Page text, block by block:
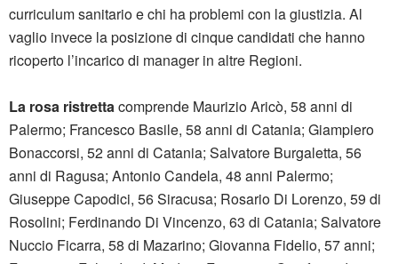
curriculum sanitario e chi ha problemi con la giustizia. Al
vaglio invece la posizione di cinque candidati che hanno
ricoperto l’incarico di manager in altre Regioni.
La rosa ristrettacomprende Maurizio Aricò, 58 anni di
Palermo; Francesco Basile, 58 anni di Catania; Giampiero
Bonaccorsi, 52 anni di Catania; Salvatore Burgaletta, 56
anni di Ragusa; Antonio Candela, 48 anni Palermo;
Giuseppe Capodici, 56 Siracusa; Rosario Di Lorenzo, 59 di
Rosolini; Ferdinando Di Vincenzo, 63 di Catania; Salvatore
Nuccio Ficarra, 58 di Mazarino; Giovanna Fidelio, 57 anni;